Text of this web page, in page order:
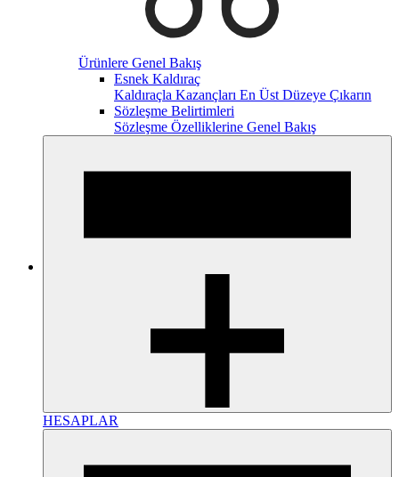
Ürünlere Genel Bakış
Esnek Kaldıraç
Kaldıraçla Kazançları En Üst Düzeye Çıkarın
Sözleşme Belirtimleri
Sözleşme Özelliklerine Genel Bakış
HESAPLAR